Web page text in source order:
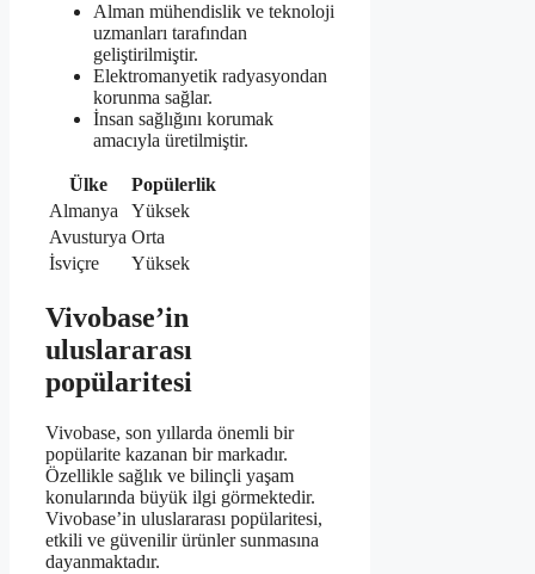
Alman mühendislik ve teknoloji
uzmanları tarafından
geliştirilmiştir.
Elektromanyetik radyasyondan
korunma sağlar.
İnsan sağlığını korumak
amacıyla üretilmiştir.
Ülke
Popülerlik
Almanya
Yüksek
Avusturya Orta
İsviçre
Yüksek
Vivobase’in
uluslararası
popülaritesi
Vivobase, son yıllarda önemli bir
popülarite kazanan bir markadır.
Özellikle sağlık ve bilinçli yaşam
konularında büyük ilgi görmektedir.
Vivobase’in uluslararası popülaritesi,
etkili ve güvenilir ürünler sunmasına
dayanmaktadır.